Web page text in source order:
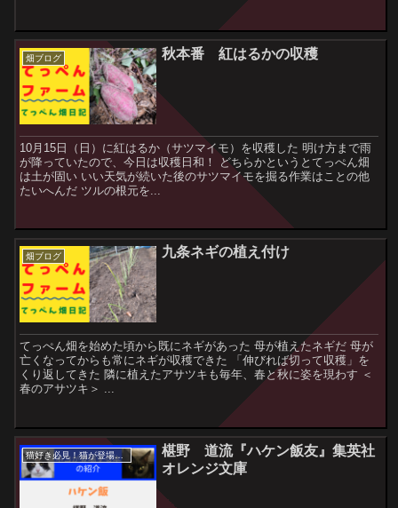
畑ブログ 秋本番 紅はるかの収穫
10月15日（日）に紅はるか（サツマイモ）を収穫した 明け方まで雨
が降っていたので、今日は収穫日和！ どちらかというとてっぺん畑
は土が固い いい天気が続いた後のサツマイモを掘る作業はことの他
たいへんだ ツルの根元を...
畑ブログ 九条ネギの植え付け
てっぺん畑を始めた頃から既にネギがあった 母が植えたネギだ 母が
亡くなってからも常にネギが収穫できた 「伸びれば切って収穫」を
くり返してきた 隣に植えたアサツキも毎年、春と秋に姿を現わす ＜
春のアサツキ＞ ...
猫好き必見！猫が登場する本紹介！
椹野 道流『ハケン飯友』集英社
オレンジ文庫